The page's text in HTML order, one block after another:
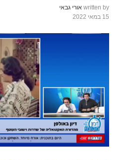
written by אורי גבאי
15 במאי 2022